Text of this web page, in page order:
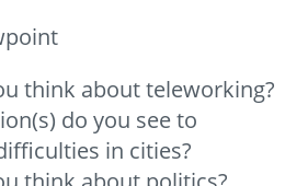
think about teleworking?
do you see to
in cities?